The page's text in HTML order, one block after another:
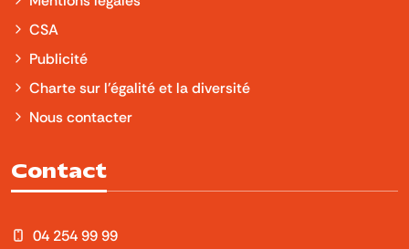
CSA
Publicité
Charte sur l'égalité et la diversité
Nous contacter
Contact
04 254 99 99